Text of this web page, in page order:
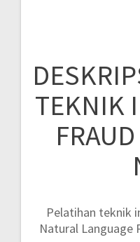
TEKNIK
Pelatihan teknik
Natural Language